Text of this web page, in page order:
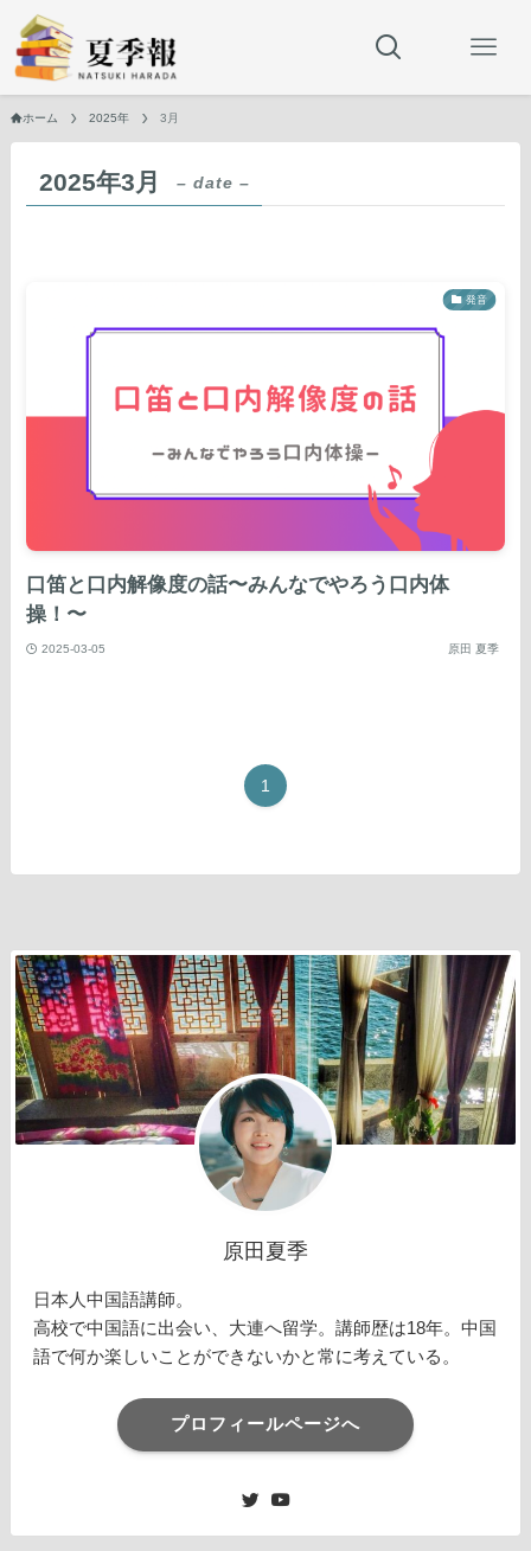
ホーム 2025年 3月
2025年3月 – date –
発音
口笛と口内解像度の話〜みんなでやろう口内体
操！〜
2025-03-05 原田 夏季
1
原田夏季
日本人中国語講師。
高校で中国語に出会い、大連へ留学。講師歴は18年。中国
語で何か楽しいことができないかと常に考えている。
プロフィールページへ